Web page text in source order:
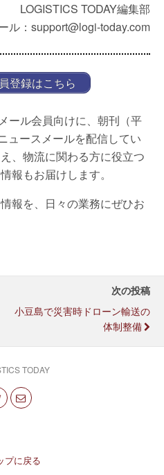
LOGISTICS TODAY編集部
ル：support@logi-today.com
登録はこちら
ール会員向けに、朝刊（平
ュースメールを配信してい
、物流に関わる方に役立つ
報もお届けします。
報を、日々の業務にぜひお
次の投稿
小豆島で災害時ドローン輸送の
体制整備
TODAY
プに戻る